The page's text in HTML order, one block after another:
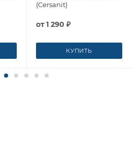
(Cersanit)
от1 290 ₽
КУПИТЬ